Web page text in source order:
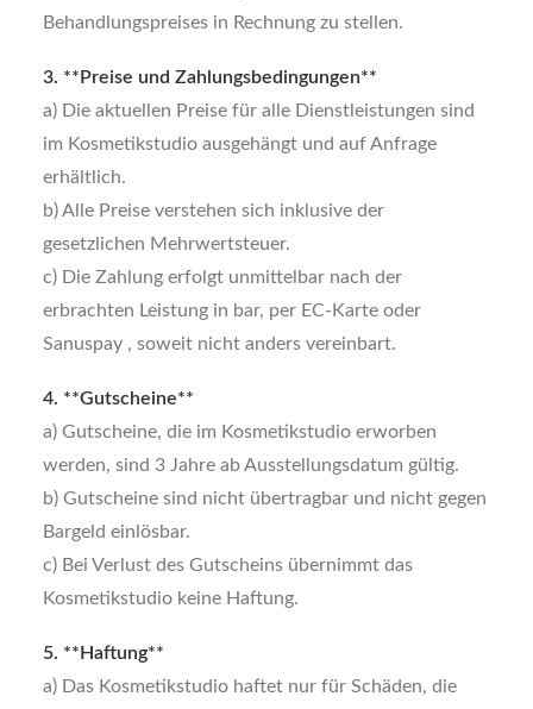
Behandlungspreises in Rechnung zu stellen.
3. **Preise und Zahlungsbedingungen**
a) Die aktuellen Preise für alle Dienstleistungen sind
im Kosmetikstudio ausgehängt und auf Anfrage
erhältlich.
b) Alle Preise verstehen sich inklusive der
gesetzlichen Mehrwertsteuer.
c) Die Zahlung erfolgt unmittelbar nach der
erbrachten Leistung in bar, per EC-Karte oder
Sanuspay , soweit nicht anders vereinbart.
4. **Gutscheine**
a) Gutscheine, die im Kosmetikstudio erworben
werden, sind 3 Jahre ab Ausstellungsdatum gültig.
b) Gutscheine sind nicht übertragbar und nicht gegen
Bargeld einlösbar.
c) Bei Verlust des Gutscheins übernimmt das
Kosmetikstudio keine Haftung.
5. **Haftung**
a) Das Kosmetikstudio haftet nur für Schäden, die